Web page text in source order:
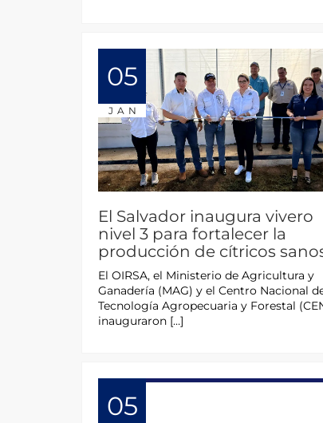
05
JAN
El Salvador inaugura vivero
nivel 3 para fortalecer la
producción de cítricos
El OIRSA, el Ministerio de Agricultura y
Ganadería (MAG) y el Centro Nacional
Tecnología Agropecuaria y Forestal
inauguraron […]
05